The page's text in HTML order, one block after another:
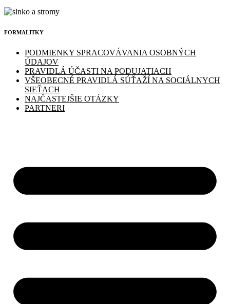
FORMALITKY
PODMIENKY SPRACOVÁVANIA OSOBNÝCH
ÚDAJOV
PRAVIDLÁ ÚČASTI NA PODUJATIACH
VŠEOBECNÉ PRAVIDLÁ SÚŤAŽÍ NA SOCIÁLNYCH
SIEŤACH
NAJČASTEJŠIE OTÁZKY
PARTNERI